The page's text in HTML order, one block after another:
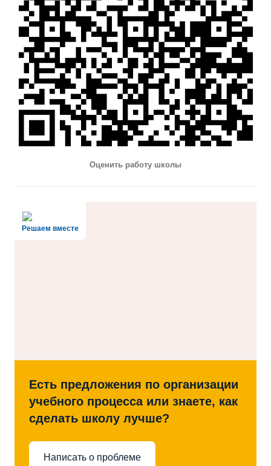
Оценить работу школы
Решаем вместе
Есть предложения по организации
учебного процесса или знаете, как
сделать школу лучше?
Написать о проблеме